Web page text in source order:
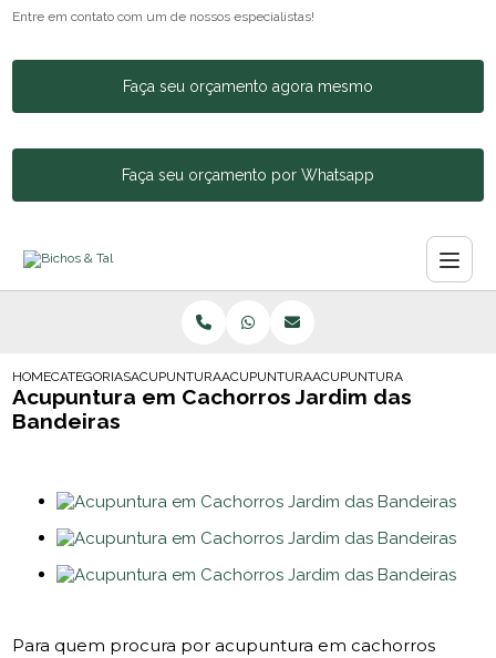
Entre em contato com um de nossos especialistas!
Faça seu orçamento agora mesmo
Faça seu orçamento por Whatsapp
HOMECATEGORIASACUPUNTURA ANIMALACUPUNTURA PARA CACHORRO BARRA
ACUPUNTURA EM
Acupuntura em Cachorros Jardim das
Bandeiras
Para quem procura por acupuntura em cachorros